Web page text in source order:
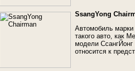
SsangYong
Автомобиль
такого авто, как
модели
относится к